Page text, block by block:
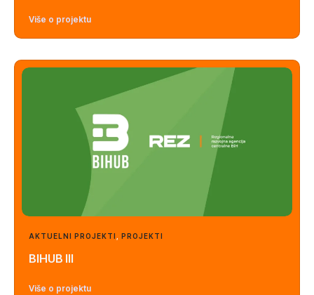
Više o projektu
AKTUELNI PROJEKTI , PROJEKTI
BIHUB III
Više o projektu